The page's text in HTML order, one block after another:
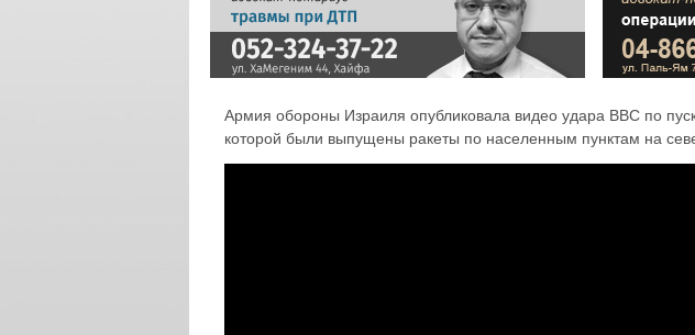
Армия обороны Израиля опубликовала видео удара ВВС по
которой были выпущены ракеты по населенным пунктам на